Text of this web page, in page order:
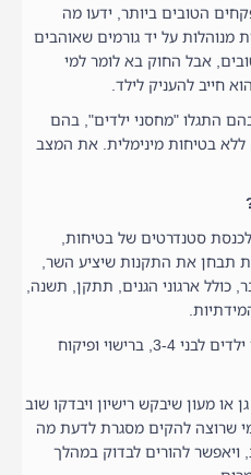
הטובים ביותר, ידעו מה
מנוהלות על יד גורמים שאוהבים
אבל החוק בא לומר למי
חייב להעניק לילד.
התגלו "מחסני ילדים", בהם
ללא בטיחות מינימלית. את המצב
סטנדרטים של בטיחות,
תבחן את התקנות שיציע השר,
כולל ארגוני הגנים, תתקן, תשנה,
תקנות דומות קיימות כיום בגני ילדים לבני 3-4, ברישוי ופיקוח
או מעון שיבקש רישיון ויבדקו שוב
שרוצה להקים מסגרת לדעת מה
להורים לבדוק במהלך